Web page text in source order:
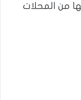
من المحلات